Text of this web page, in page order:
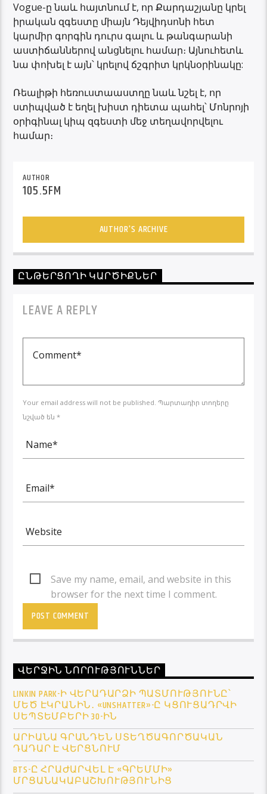
Vogue-ը նաև հայտնում է, որ Քարդաշյանը կրել
իրական զգեստը միայն Դեյվիդսոնի հետ
կարմիր գորգին դուրս գալու և թանգարանի
աստիճաններով անցնելու համար։ Այնուհետև
նա փոխել է այն՝ կրելով ճշգրիտ կրկնօրինակը:
Ռեալիթի հեռուստաաստղը նաև նշել է, որ
ստիպված է եղել խիստ դիետա պահել՝ Մոնրոյի
օրիգինալ կիպ զգեստի մեջ տեղավորվելու
համար։
AUTHOR
105.5FM
AUTHOR'S ARCHIVE
ԸՆԹԵՐՑՈՂԻ ԿԱՐԾԻՔՆԵՐ
LEAVE A REPLY
Your email address will not be published. Պարտադիր տողերը
նշված են *
Save my name, email, and website in this
browser for the next time I comment.
ՎԵՐՋԻՆ ՆՈՐՈՒԹՅՈՒՆՆԵՐ
LINKIN PARK-Ի ՎԵՐԱԴԱՐՁԻ ՊԱՏՄՈՒԹՅՈՒՆԸ՝
ՄԵԾ ԷԿՐԱՆԻՆ․ «UNSHATTER»-Ը ԿՑՈՒՑԱԴՐՎԻ
ՍԵՊՏԵՄԲԵՐԻ 30-ԻՆ
ԱՐԻԱՆԱ ԳՐԱՆԴԵՆ ՍՏԵՂԾԱԳՈՐԾԱԿԱՆ
ԴԱԴԱՐ Է ՎԵՐՑՆՈՒՄ
BTS-Ը ՀՐԱԺԱՐՎԵԼ Է «ԳՐԵՄՄԻ»
ՄՐՑԱՆԱԿԱԲԱՇԽՈՒԹՅՈՒՆԻՑ